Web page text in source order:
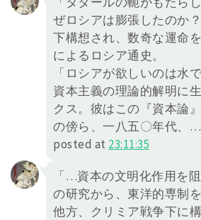
ぜロシアは膨張したのか
下構想され、数奇な運命
によるロシア通史。
「ロシアが欲しいのは水で
資本主義の理論的解明に
クス。彼はこの『資本論
の傍ら、一八五〇年代、…
posted at 23:11:35
「…資本の文明化作用を
の研究から、東洋的専制を
他方、クリミア戦争下に